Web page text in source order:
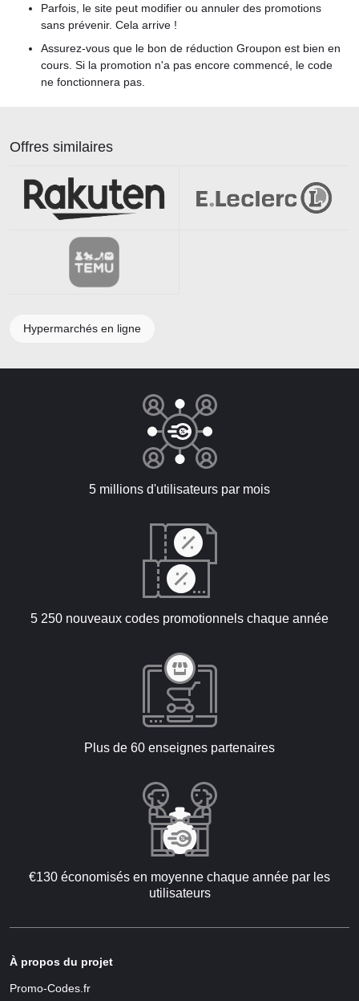
Parfois, le site peut modifier ou annuler des promotions
sans prévenir. Cela arrive !
Assurez-vous que le bon de réduction Groupon est bien en
cours. Si la promotion n'a pas encore commencé, le code
ne fonctionnera pas.
Offres similaires
Hypermarchés en ligne
5 millions d'utilisateurs par mois
5 250 nouveaux codes promotionnels chaque année
Plus de 60 enseignes partenaires
€130 économisés en moyenne chaque année par les
utilisateurs
À propos du projet
Promo-Codes.fr